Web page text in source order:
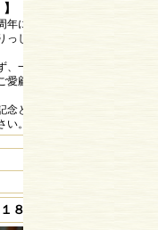
になります。
しゅを支えて戴きまし
一層愛される紅茶カフェ
顧宜しくお願い申し上げ
として、来店ポイント２
。
８日（金）よりRe Open